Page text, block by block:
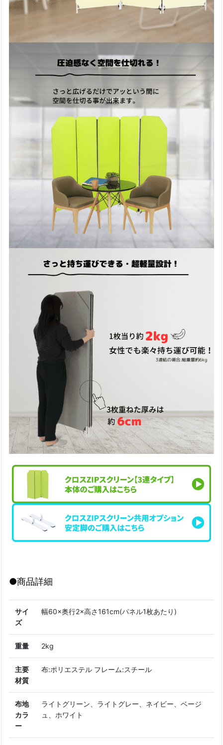
●商品詳細
サイ
ズ
幅60×奥行2×高さ161cm(パネル1枚あたり)
重量 2kg
主要
材質
布:ポリエステル フレーム:スチール
布地
カラ
ー
ライトグリーン、ライトグレー、ネイビー、ベージ
ュ、ホワイト